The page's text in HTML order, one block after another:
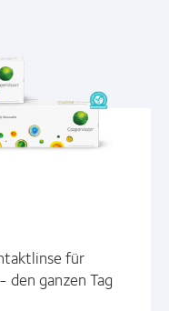
für
ganzen Tag